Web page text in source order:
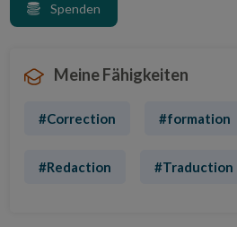
Spenden
Meine Fähigkeiten
#Correction #formation
#Redaction #Traduction